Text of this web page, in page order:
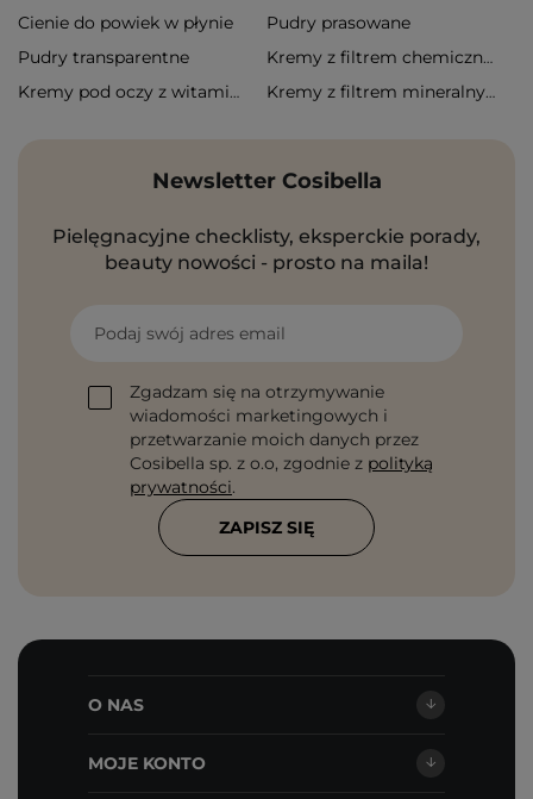
Cienie do powiek w płynie
Pudry prasowane
Pudry transparentne
Kremy z filtrem chemicznym
Kremy pod oczy z witaminą c
Kremy z filtrem mineralnym
Newsletter Cosibella
Pielęgnacyjne checklisty, eksperckie porady,
beauty nowości - prosto na maila!
Podaj swój adres email
Zgadzam się na otrzymywanie
wiadomości marketingowych i
przetwarzanie moich danych przez
Cosibella sp. z o.o, zgodnie z polityką
prywatności.
ZAPISZ SIĘ
O NAS
MOJE KONTO